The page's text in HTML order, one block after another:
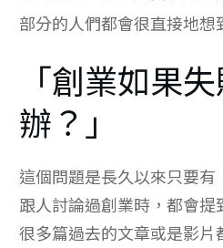
部分的人們都會很直接地想
「創業如果
辦？」
這個問題是長久以來只要
跟人討論過創業時，都會
很多篇過去的文章或是影片